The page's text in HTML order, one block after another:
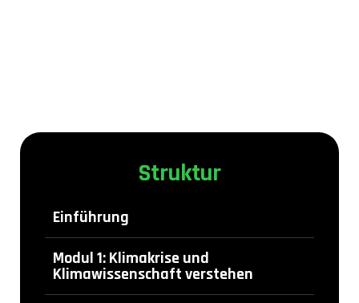
Struktur
Einführung
Modul 1: Klimakrise und
Klimawissenschaft verstehen